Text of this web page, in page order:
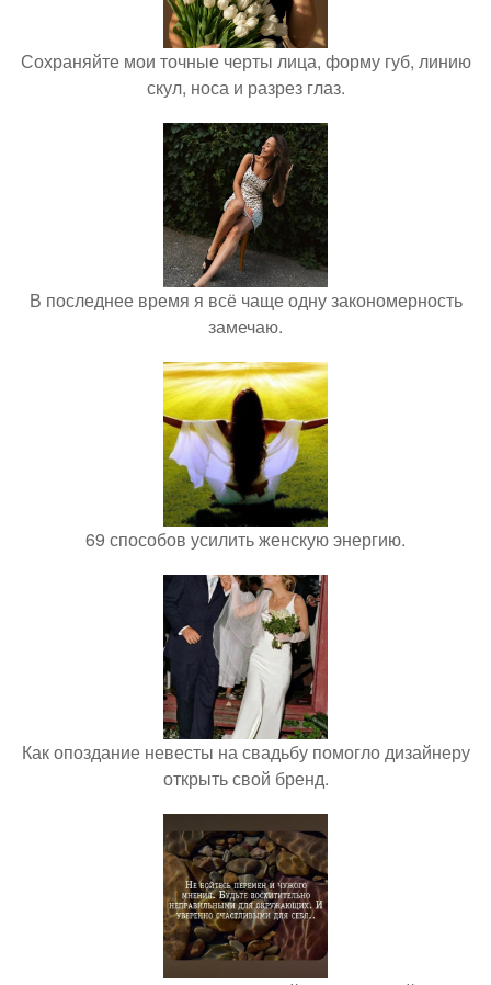
Сохраняйте мои точные черты лица, форму губ, линию
скул, носа и разрез глаз.
В последнее время я всё чаще одну закономерность
замечаю.
69 способов усилить женскую энергию.
Как опоздание невесты на свадьбу помогло дизайнеру
открыть свой бренд.